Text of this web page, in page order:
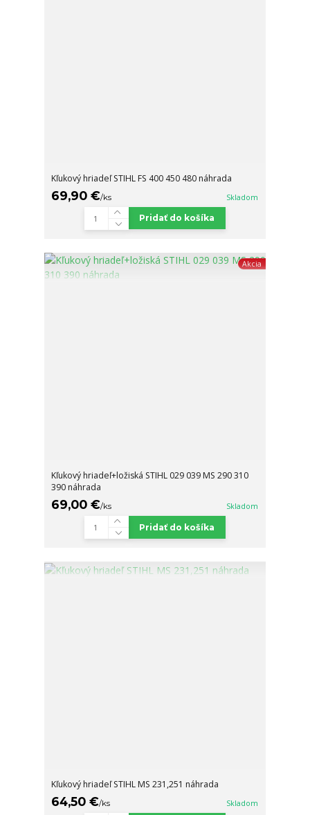
Kľukový hriadeľ STIHL FS 400 450 480 náhrada
69,90 €/ks Skladom
Pridať do košíka
Akcia
Kľukový hriadeľ+ložiská STIHL 029 039 MS 290 310
390 náhrada
69,00 €/ks Skladom
Pridať do košíka
Kľukový hriadeľ STIHL MS 231,251 náhrada
64,50 €/ks Skladom